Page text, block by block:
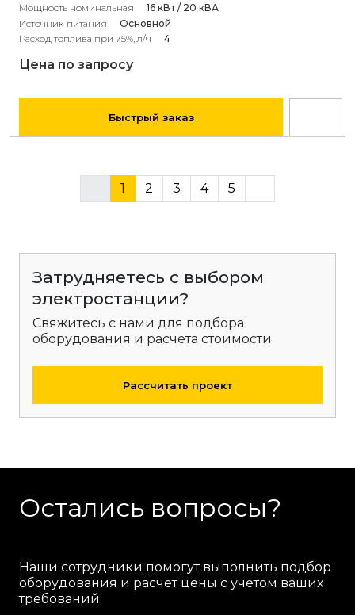
Мощность номинальная
16 кВт / 20 кВА
Источник питания
Основной
Расход топлива при 75%, л/ч
4
Цена по запросу
Быстрый заказ
1 2 3 4 5
Затрудняетесь с выбором
электростанции?
Свяжитесь с нами для подбора
оборудования и расчета стоимости
Рассчитать проект
Остались вопросы?
Наши сотрудники помогут выполнить подбор
оборудования и расчет цены с учетом ваших
требований